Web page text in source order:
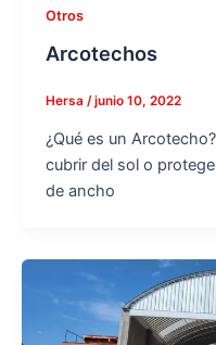
Otros
Arcotechos
Hersa /junio 10, 2022
¿Qué es un
cubrir del sol o
de ancho